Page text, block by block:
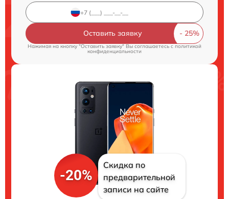
Оставить заявку
Нажимая на кнопку "Оставить заявку" Вы соглашаетесь c политикой
конфиденциальности
-20%
Скидка по
предварительной
записи на сайте